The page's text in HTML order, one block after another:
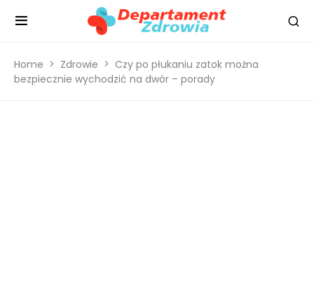
Home Zdrowie
Czy po płukaniu zatok można
bezpiecznie wychodzić na dwór – porady